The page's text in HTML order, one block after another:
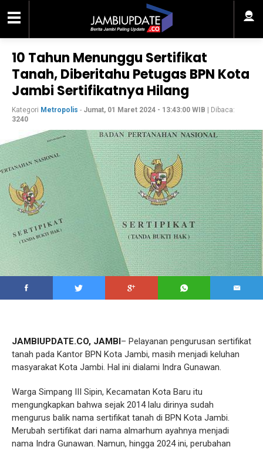
10 Tahun Menunggu Sertifikat
Tanah, Diberitahu Petugas BPN Kota
Jambi Sertifikatnya Hilang
Kategori Metropolis - Jumat, 01 Maret 2024 - 13:43:00 WIB | Dibaca:
3240
JAMBIUPDATE.CO, JAMBI– Pelayanan pengurusan sertifikat
tanah pada Kantor BPN Kota Jambi, masih menjadi keluhan
masyarakat Kota Jambi. Hal ini dialami Indra Gunawan.
Warga Simpang III Sipin, Kecamatan Kota Baru itu
mengungkapkan bahwa sejak 2014 lalu dirinya sudah
mengurus balik nama sertifikat tanah di BPN Kota Jambi.
Merubah sertifikat dari nama almarhum ayahnya menjadi
nama Indra Gunawan. Namun, hingga 2024 ini, perubahan